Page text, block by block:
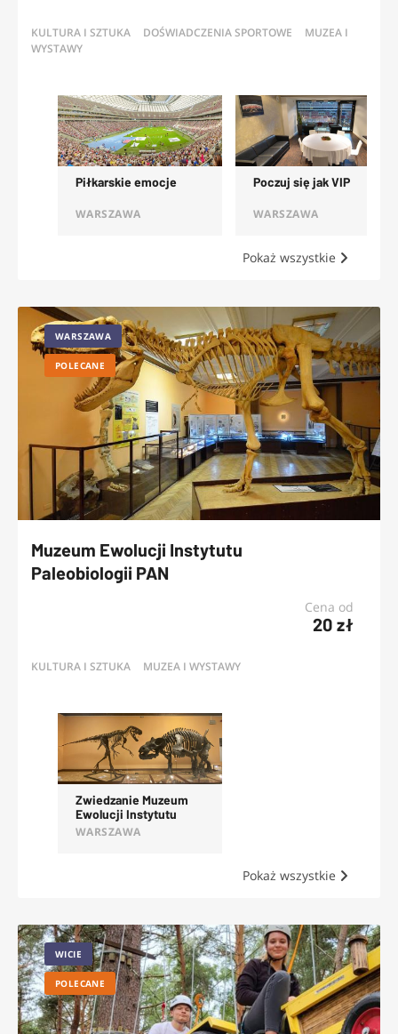
KULTURA I SZTUKA DOŚWIADCZENIA SPORTOWE
MUZEA I
WYSTAWY
Poczuj się jak VIP
WARSZAWA
Punkt widokowy
WARSZAWA
Pokaż wszystkie
WARSZAWA
POLECANE
Muzeum Ewolucji Instytutu
Paleobiologii PAN
Cena od
20 zł
KULTURA I SZTUKA MUZEA I WYSTAWY
Zwiedzanie Muzeum
Ewolucji Instytutu
Paleobiologii PAN
WARSZAWA
Pokaż wszystkie
WICIE
POLECANE